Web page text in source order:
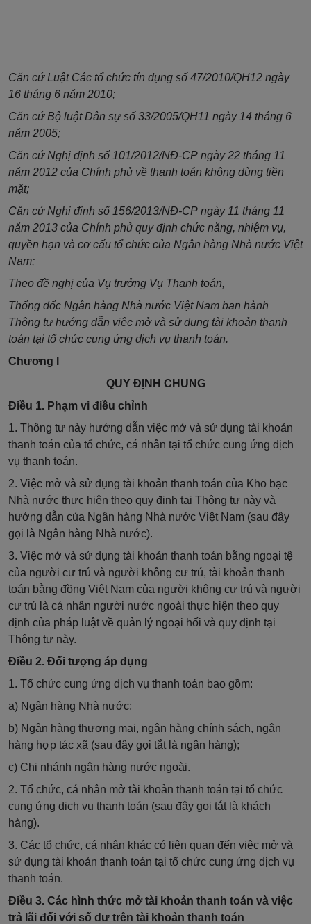
Căn cứ Luật Các tổ chức tín dụng số 47/2010/QH12 ngày
16 tháng 6 năm 2010;
Căn cứ Bộ luật Dân sự số 33/2005/QH11 ngày 14 tháng 6
năm 2005;
Căn cứ Nghị định số 101/2012/NĐ-CP ngày 22 tháng 11
năm 2012 của Chính phủ về thanh toán không dùng tiền
mặt;
Căn cứ Nghị định số 156/2013/NĐ-CP ngày 11 tháng 11
năm 2013 của Chính phủ quy định chức năng, nhiệm vụ,
quyền hạn và cơ cấu tổ chức của Ngân hàng Nhà nước Việt
Nam;
Theo đề nghị của Vụ trưởng Vụ Thanh toán,
Thống đốc Ngân hàng Nhà nước Việt Nam ban hành
Thông tư hướng dẫn việc mở và sử dụng tài khoản thanh
toán tại tổ chức cung ứng dịch vụ thanh toán.
Chương I
QUY ĐỊNH CHUNG
Điều 1. Phạm vi điều chỉnh
1. Thông tư này hướng dẫn việc mở và sử dụng tài khoản
thanh toán của tổ chức, cá nhân tại tổ chức cung ứng dịch
vụ thanh toán.
2. Việc mở và sử dụng tài khoản thanh toán của Kho bạc
Nhà nước thực hiện theo quy định tại Thông tư này và
hướng dẫn của Ngân hàng Nhà nước Việt Nam (sau đây
gọi là Ngân hàng Nhà nước).
3. Việc mở và sử dụng tài khoản thanh toán bằng ngoại tệ
của người cư trú và người không cư trú, tài khoản thanh
toán bằng đồng Việt Nam của người không cư trú và người
cư trú là cá nhân người nước ngoài thực hiện theo quy
định của pháp luật về quản lý ngoại hối và quy định tại
Thông tư này.
Điều 2. Đối tượng áp dụng
1. Tổ chức cung ứng dịch vụ thanh toán bao gồm:
a) Ngân hàng Nhà nước;
b) Ngân hàng thương mại, ngân hàng chính sách, ngân
hàng hợp tác xã (sau đây gọi tắt là ngân hàng);
c) Chi nhánh ngân hàng nước ngoài.
2. Tổ chức, cá nhân mở tài khoản thanh toán tại tổ chức
cung ứng dịch vụ thanh toán (sau đây gọi tắt là khách
hàng).
3. Các tổ chức, cá nhân khác có liên quan đến việc mở và
sử dụng tài khoản thanh toán tại tổ chức cung ứng dịch vụ
thanh toán.
Điều 3. Các hình thức mở tài khoản thanh toán và việc
trả lãi đối với số dư trên tài khoản thanh toán